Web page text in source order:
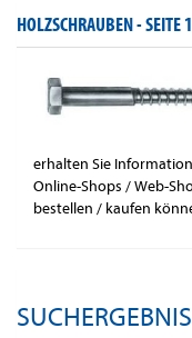
HOLZSCHRAUBEN -SEITE 1
erhalten Sie
Online-Shops / Web-
bestellen / kaufen